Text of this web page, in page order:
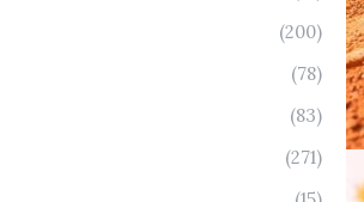
(200)
(78)
(83)
(271)